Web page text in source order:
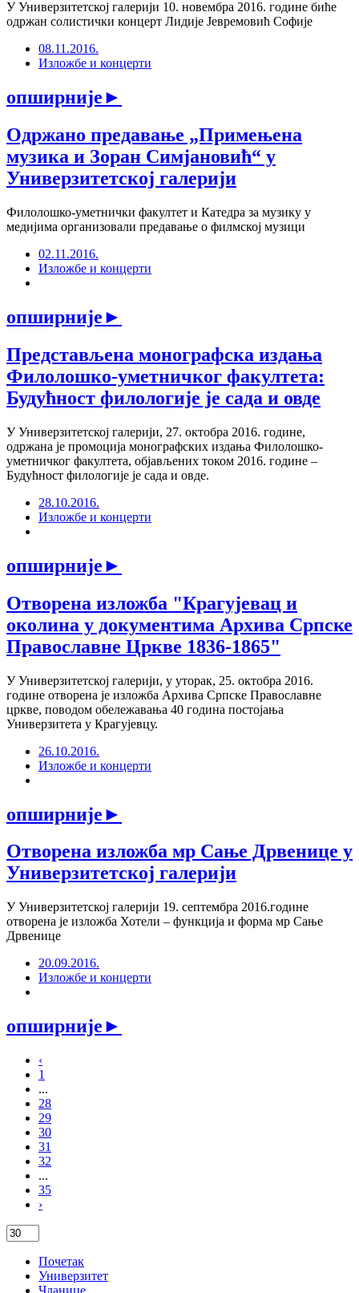
У Универзитетској галерији 10. новембра 2016. године биће
одржан солистички концерт Лидије Јевремовић Софије
08.11.2016.
Изложбе и концерти
опширније►
Одржано предавање „Примењена
музика и Зоран Симјановић“ у
Универзитетској галерији
Филолошко-уметнички факултет и Катедра за музику у
медијима организовали предавање о филмској музици
02.11.2016.
Изложбе и концерти
опширније►
Представљена монографска издања
Филолошко-уметничког факултета:
Будућност филологије је сада и овде
У Универзитетској галерији, 27. октобра 2016. године,
одржана је промоција монографских издања Филолошко-
уметничког факултета, објављених током 2016. године –
Будућност филологије је сада и овде.
28.10.2016.
Изложбе и концерти
опширније►
Отворена изложба "Крагујевац и
околина у документима Архива Српске
Православне Цркве 1836-1865"
У Универзитетској галерији, у уторак, 25. октобра 2016.
године отворена је изложба Архива Српске Православне
цркве, поводом обележавања 40 година постојања
Универзитета у Крагујевцу.
26.10.2016.
Изложбе и концерти
опширније►
Отворена изложба мр Сање Дрвенице у
Универзитетској галерији
У Универзитетској галерији 19. септембра 2016.године
отворена је изложба Хотели – функција и форма мр Сање
Дрвенице
20.09.2016.
Изложбе и концерти
опширније►
‹
1
...
28
29
30
31
32
...
35
›
Почетак
Универзитет